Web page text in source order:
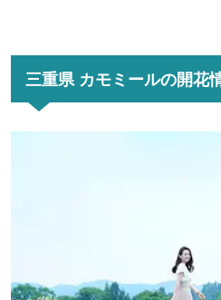
三重県 カモミールの開